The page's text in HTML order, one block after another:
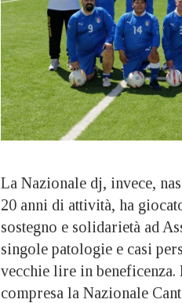
La Nazionale dj, invece,
20 anni di attività, ha
sostegno e solidarietà ad
singole patologie e casi
vecchie lire in
compresa la Nazionale